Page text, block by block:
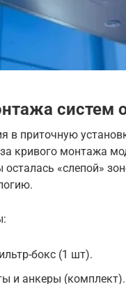
систем
в приточную
за кривого монтажа
осталась «слепой»
бокс (1 шт).
и анкеры (комплект).